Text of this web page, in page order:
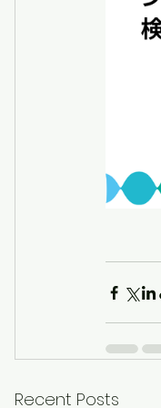
Recent Posts